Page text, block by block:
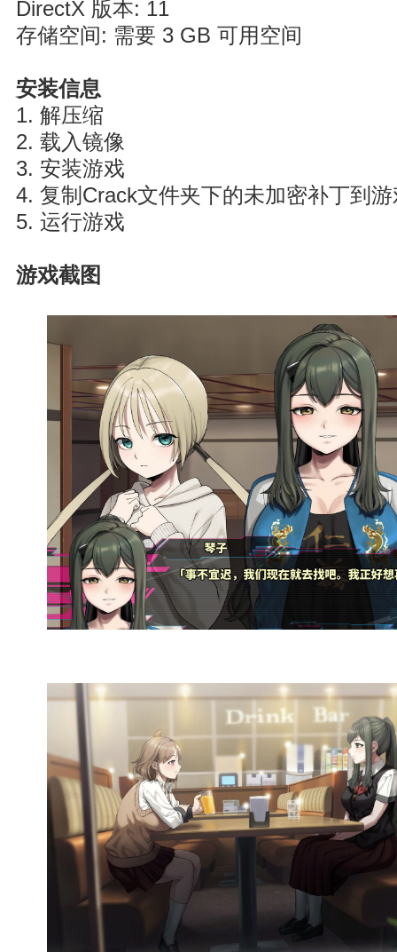
DirectX 版本: 11
存储空间: 需要 3 GB 可用空间
安装信息
1. 解压缩
2. 载入镜像
3. 安装游戏
4. 复制Crack文件夹下的未加密补丁到
5. 运行游戏
游戏截图